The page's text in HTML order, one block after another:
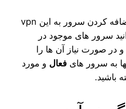
علاوه بر اینکه امکان اضافه کردن سرور به این vpn
سرور های موجود در
و در صورت نیاز آن ها را
به سرور های فعال و مورد
باشید‌.